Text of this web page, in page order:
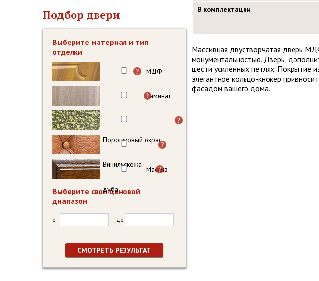
В комплектации
Массивная двустворчатая дверь
монументальностью. Дверь,
шести усиленных петлях. Покрытие
элегантное кольцо-кнокер
фасадом вашего дома.
Подбор двери
Выберите материал и тип
отделки
МДФ
Ламинат
Порошковый окрас
Винилискожа
Массив
дуба
Выберите свой ценовой
диапазон
от до